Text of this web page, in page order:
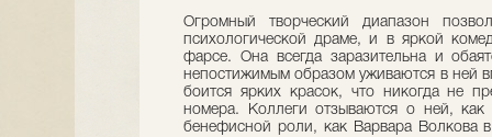
Огромный творческий диапазон
психологической драме, и в яркой
фарсе. Она всегда заразительна и
непостижимым образом уживаются в ней
боится ярких красок, что никогда не
номера. Коллеги отзываются о ней,
бенефисной роли, как Варвара Волкова